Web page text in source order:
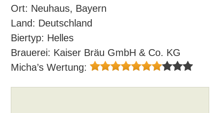
Ort: Neuhaus, Bayern
Land: Deutschland
Biertyp: Helles
Brauerei: Kaiser Bräu GmbH & Co. KG
Micha’s Wertung: